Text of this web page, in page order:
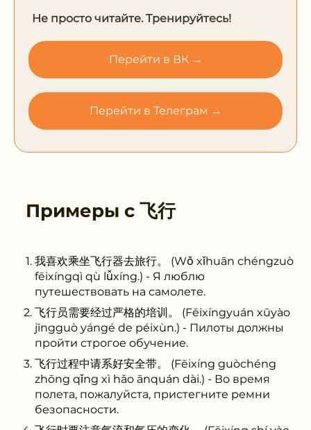
Не просто читайте. Тренируйтесь!
Перейти в ВК →
Перейти в Телеграм →
Примеры с 飞行
我喜欢乘坐飞行器去旅行。 (Wǒ xǐhuān chéngzuò
fēixíngqì qù lǚxíng.) - Я люблю
путешествовать на самолете.
飞行员需要经过严格的培训。 (Fēixíngyuán xūyào
jīngguò yángé de péixùn.) - Пилоты должны
пройти строгое обучение.
飞行过程中请系好安全带。 (Fēixíng guòchéng
zhōng qǐng xì hǎo ānquán dài.) - Во время
полета, пожалуйста, пристегните ремни
безопасности.